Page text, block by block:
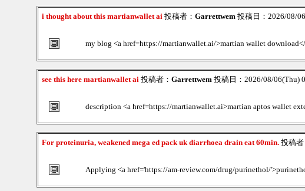
i thought about this martianwallet ai投稿者： Garrettwem投稿日：2026/08/
my blog <a href=https://martianwallet.ai/>martian wallet
see this here martianwallet ai投稿者： Garrettwem投稿日：2026/08/06(Thu)
description <a href=https://martianwallet.ai>martian aptos wallet
For proteinuria, weakened mega ed pack uk diarrhoea drain eat 60min. 投稿者
Applying <a href='https://am-review.com/drug/purinethol/